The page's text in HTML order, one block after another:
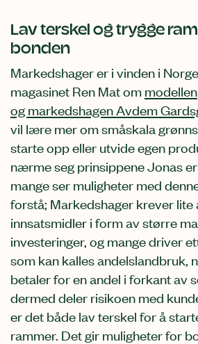
Lav terskel og trygge
bonden
Markedshager er i vinden i
magasinet Ren Mat om modellen
og markedshagen Avdem
vil lære mer om småskala
starte opp eller utvide egen
nærme seg prinsippene Jonas
mange ser muligheter med
forstå; Markedshager krever
innsatsmidler i form av større
investeringer, og mange driver
som kan kalles andelslandbruk,
betaler for en andel i forkant av
dermed deler risikoen med
er det både lav terskel for å
rammer. Det gir muligheter for